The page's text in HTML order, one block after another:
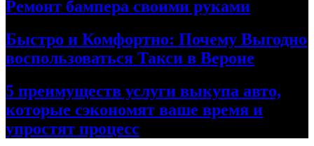
Ремонт бампера своими руками
Быстро и Комфортно: Почему Выгодно
воспользоваться Такси в Вероне
5 преимуществ услуги выкупа авто,
которые сэкономят ваше время и
упростят процесс